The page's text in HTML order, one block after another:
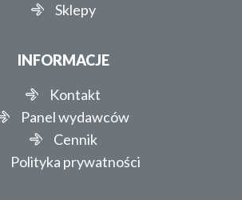
Sklepy
INFORMACJE
Kontakt
Panel wydawców
Cennik
Polityka prywatności